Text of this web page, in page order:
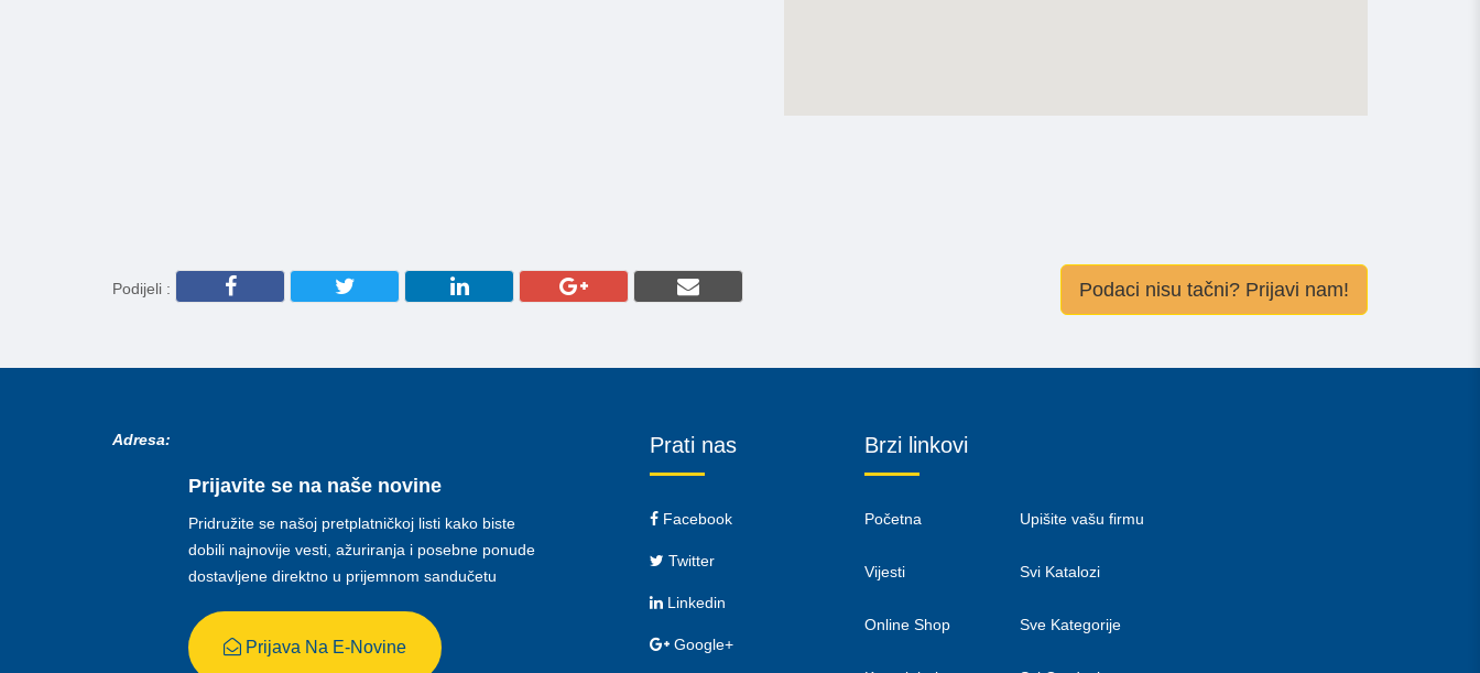
Podijeli : Podaci nisu tačni? Prijavi nam!
Adresa:
Prijavite se na naše novine
Pridružite se našoj pretplatničkoj listi kako biste
dobili najnovije vesti, ažuriranja i posebne ponude
dostavljene direktno u prijemnom sandučetu
Prijava Na E-Novine
Prati nas
Facebook
Twitter
Linkedin
Google+
Brzi linkovi
Početna
Vijesti
Online Shop
Upišite vašu firmu
Svi Katalozi
Sve Kategorije